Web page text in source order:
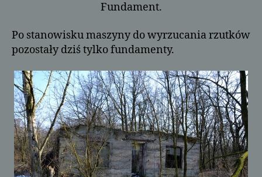
Fundament.
Po stanowisku maszyny do wyrzucania rzutków
pozostały dziś tylko fundamenty.